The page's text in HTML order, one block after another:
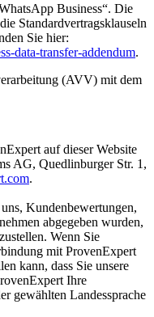
Business“. Die
Standardvertragsklauseln
Sie hier:
data-transfer-addendum.
(AVV) mit dem
auf dieser Website
AG, Quedlinburger Str. 1,
.
Kundenbewertungen,
abgegeben wurden,
Wenn Sie
mit ProvenExpert
kann, dass Sie unsere
Ihre
gewählten Landessprache